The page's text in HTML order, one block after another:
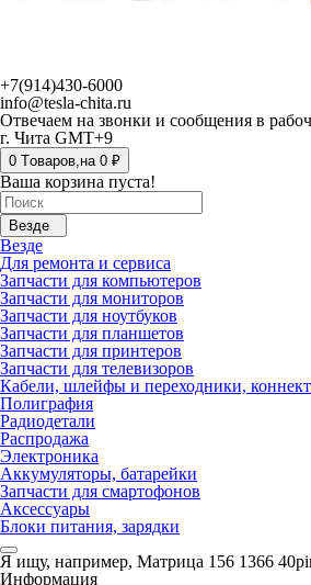
+7(914)430-6000
info@tesla-chita.ru
Отвечаем на звонки и сообщения в
г. Чита GMT+9
0 Tоваров,на 0 ₽
Ваша корзина пуста!
Везде
Везде
Для ремонта и сервиса
Запчасти для компьютеров
Запчасти для мониторов
Запчасти для ноутбуков
Запчасти для планшетов
Запчасти для принтеров
Запчасти для телевизоров
Кабели, шлейфы и переходники,
Полиграфия
Радиодетали
Распродажа
Электроника
Аккумуляторы, батарейки
Запчасти для смартофонов
Аксессуары
Блоки питания, зарядки
Я ищу, например, Матрица 156 1366
Информация